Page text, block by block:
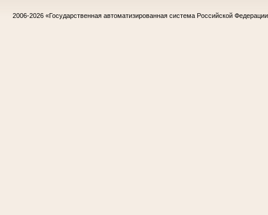
2006-2026 «Государственная автоматизированная система Российской